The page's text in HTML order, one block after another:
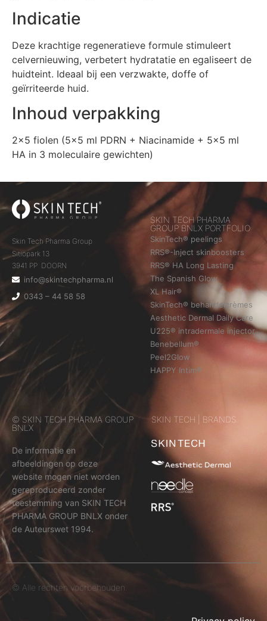
Indicatie
Deze krachtige regeneratieve formule stimuleert
celvernieuwing, verbetert hydratatie en egaliseert de
huidteint. Ideaal bij een verzwakte, doffe of
geïrriteerde huid.
Inhoud verpakking
2×5 fiolen (5×5 ml PDRN + Niacinamide + 5×5 ml
HA in 3 moleculaire gewichten)
Skin Tech Pharma Group
Sitiopark 13
3941 PP DOORN
info@skintechpharma.nl
0343 – 44 58 58
SKIN TECH PHARMA
GROUP BNLX PORTFOLIO
SkinTech® peelings
RRS®-Inject skinboosters
RRS® HA Long Lasting
The Spanish Glow
XL Hair®
SkinTech® behandelcrèmes
Aesthetic Dermal Daily Care
U225® intradermale injector
Benebellum®
Peel2Glow
HAPPY Intim®
© SKIN TECH PHARMA GROUP
BNLX
De informatie en
afbeeldingen op deze
website mogen niet worden
gereproduceerd zonder
toestemming van SKIN TECH
PHARMA GROUP BNLX onder
de Auteurswet 1994.
SKIN TECH | BRANDS
© Alle rechten voorbehouden.